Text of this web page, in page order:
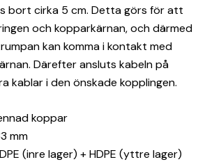
bort cirka 5 cm. Detta görs för att
och kopparkärnan, och därmed
kan komma i kontakt med
Därefter ansluts kabeln på
kablar i den önskade kopplingen.
koppar
mm
(inre lager) + HDPE (yttre lager)